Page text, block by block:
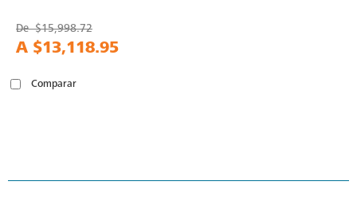
De$15,998.72
A $13,118.95
Comparar